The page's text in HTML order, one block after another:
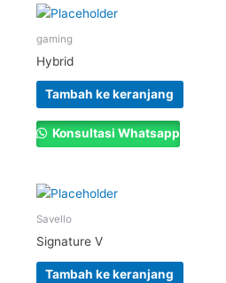
gaming
Hybrid
Tambah ke keranjang
Konsultasi Whatsapp
Savello
Signature V
Tambah ke keranjang